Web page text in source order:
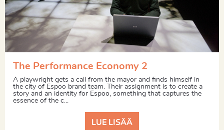
The Performance Economy 2
A playwright gets a call from the mayor and finds himself in
the city of Espoo brand team. Their assignment is to create a
story and an identity for Espoo, something that captures the
essence of the c...
LUE LISÄÄ